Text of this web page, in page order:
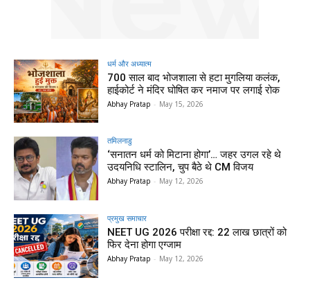
धर्म और अध्यात्म
700 साल बाद भोजशाला से हटा मुगलिया कलंक,
हाईकोर्ट ने मंदिर घोषित कर नमाज पर लगाई रोक
Abhay Pratap - May 15, 2026
तमिलनाडु
‘सनातन धर्म को मिटाना होगा’… जहर उगल रहे थे
उदयनिधि स्टालिन, चुप बैठे थे CM विजय
Abhay Pratap - May 12, 2026
प्रमुख समाचार‎
NEET UG 2026 परीक्षा रद्द: 22 लाख छात्रों को
फिर देना होगा एग्जाम
Abhay Pratap - May 12, 2026